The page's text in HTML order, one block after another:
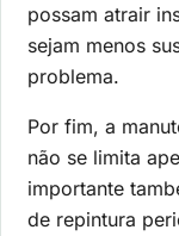
possam atrair
sejam menos
problema.
Por fim, a
não se limita
importante
de repintura